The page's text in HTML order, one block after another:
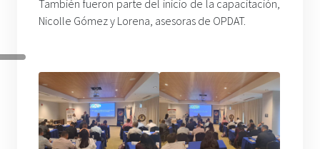
También fueron parte del inicio de la capacitación,
Nicolle Gómez y Lorena, asesoras de OPDAT.